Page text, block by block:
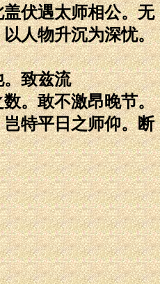
伏遇太师相公。无
人物升沉为深忧。
致兹流
。敢不激昂晚节。
特平日之师仰。断